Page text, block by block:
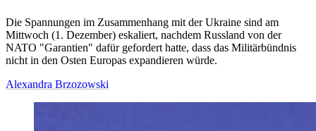
Die Spannungen im Zusammenhang mit der Ukraine sind am
Mittwoch (1. Dezember) eskaliert, nachdem Russland von der
NATO "Garantien" dafür gefordert hatte, dass das Militärbündnis
nicht in den Osten Europas expandieren würde.
Alexandra Brzozowski